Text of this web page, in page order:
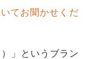
てお聞かせくだ
」というブラン